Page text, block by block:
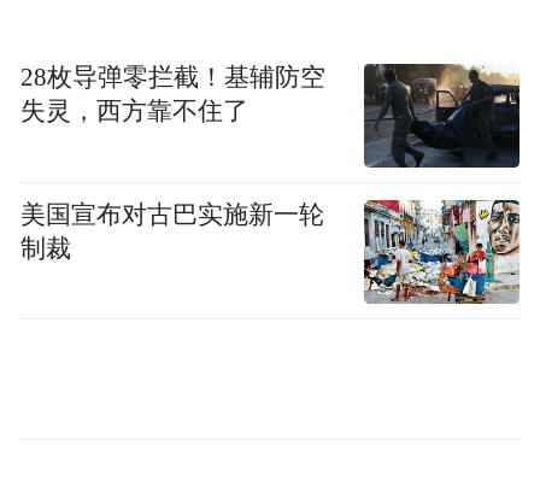
款。
最终，法院判决解除柏某、杨某娟与某商业
银行、连云港某公司签订的《个人购房担保
借款合同》；连云港某公司返还柏某、杨某
娟已偿还的借款17169.26元及利息；连云港
某公司向某商业银行偿还《个人购房担保借
28枚导弹零拦截！基辅防空
失灵，西方靠不住了
美国宣布对古巴实施新一轮
制裁